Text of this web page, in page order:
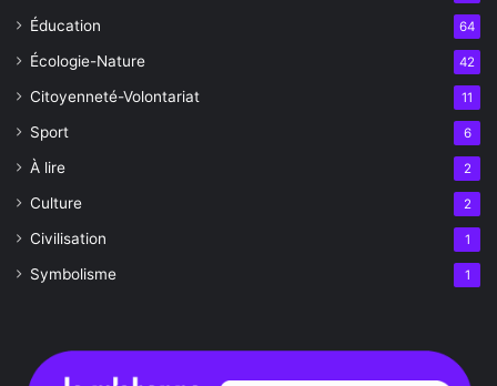
Éducation 64
Écologie-Nature 42
Citoyenneté-Volontariat 11
Sport 6
À lire 2
Culture 2
Civilisation 1
Symbolisme 1